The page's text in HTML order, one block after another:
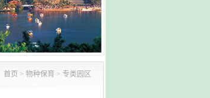
首页 > 物种保育 > 专类园区